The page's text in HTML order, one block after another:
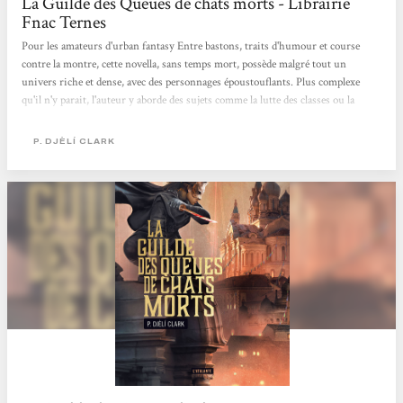
Fnac Ternes
Pour les amateurs d'urban fantasy Entre bastons, traits d'humour et course
contre la montre, cette novella, sans temps mort, possède malgré tout un
univers riche et dense, avec des personnages époustouflants. Plus complexe
qu'il n'y parait, l'auteur y aborde des sujets comme la lutte des classes ou la
P. DJÈLÍ CLARK